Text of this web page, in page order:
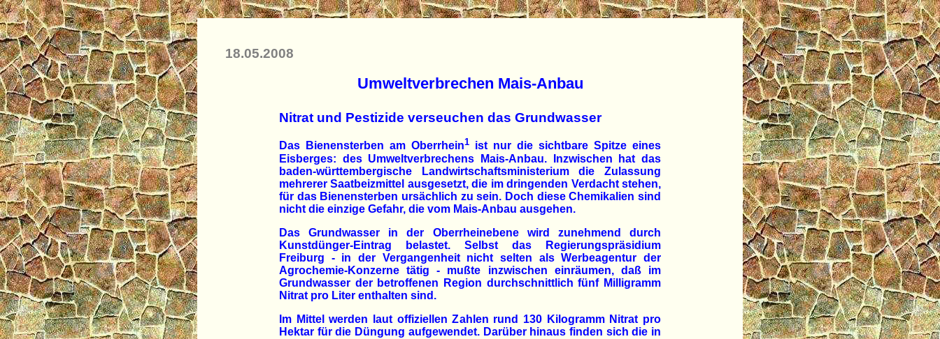
18.05.2008
Umweltverbrechen Mais-Anbau
Nitrat und Pestizide verseuchen das Grundwasser
Das Bienensterben am Oberrhein1 ist nur die sichtbare Spitze eines
Eisberges: des Umweltverbrechens Mais-Anbau. Inzwischen hat das
baden-württembergische Landwirtschaftsministerium die Zulassung
mehrerer Saatbeizmittel ausgesetzt, die im dringenden Verdacht stehen,
für das Bienensterben ursächlich zu sein. Doch diese Chemikalien sind
nicht die einzige Gefahr, die vom Mais-Anbau ausgehen.
Das Grundwasser in der Oberrheinebene wird zunehmend durch
Kunstdünger-Eintrag belastet. Selbst das Regierungspräsidium
Freiburg - in der Vergangenheit nicht selten als Werbeagentur der
Agrochemie-Konzerne tätig - mußte inzwischen einräumen, daß im
Grundwasser der betroffenen Region durchschnittlich fünf Milligramm
Nitrat pro Liter enthalten sind.
Im Mittel werden laut offiziellen Zahlen rund 130 Kilogramm Nitrat pro
Hektar für die Düngung aufgewendet. Darüber hinaus finden sich die in